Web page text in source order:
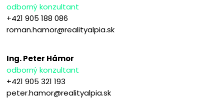
odborný konzultant
+421 905 188 086
roman.hamor@realityalpia.sk
Ing. Peter Hámor
odborný konzultant
+421 905 321 193
peter.hamor@realityalpia.sk